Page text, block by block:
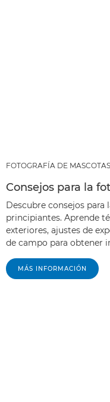
FOTOGRAFÍA DE MASCOTAS
Consejos para la
Descubre consejos para
principiantes. Aprende
exteriores, ajustes de
de campo para obtener
MÁS INFORMACIÓN